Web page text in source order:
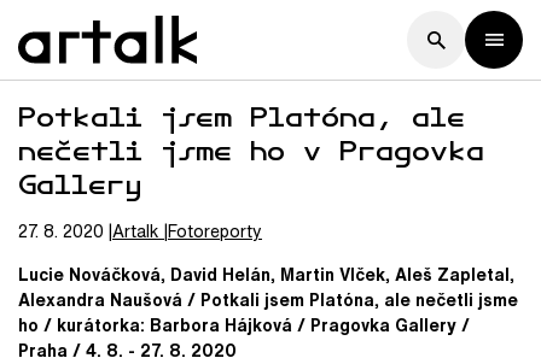
Potkali jsem Platóna, ale
nečetli jsme ho v Pragovka
Gallery
27. 8. 2020 Artalk Fotoreporty
Lucie Nováčková, David Helán, Martin Vlček, Aleš Zapletal,
Alexandra Naušová / Potkali jsem Platóna, ale nečetli jsme
ho / kurátorka: Barbora Hájková / Pragovka Gallery /
Praha / 4. 8. - 27. 8. 2020